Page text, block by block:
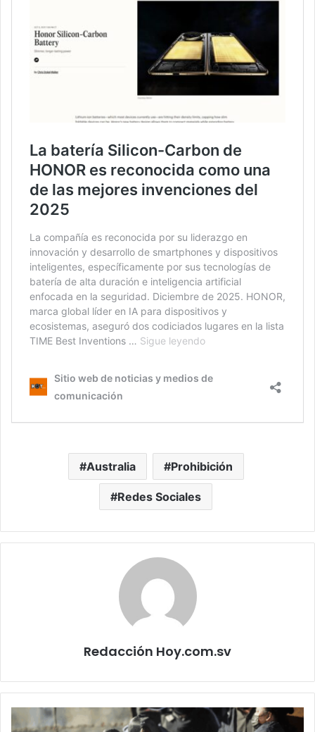
Australia Prohibición
Redes Sociales
Redacción Hoy.com.sv
FGR
ejecuta